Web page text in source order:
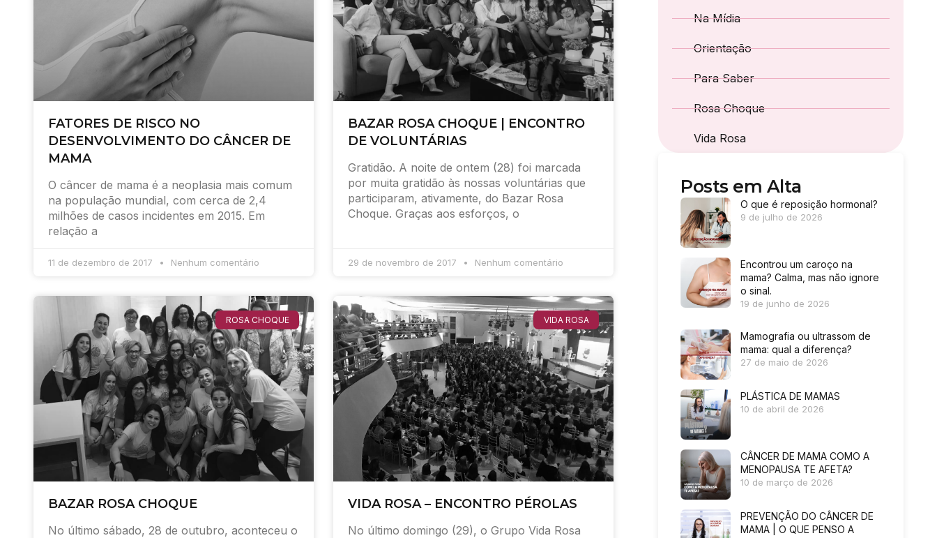
FATORES DE RISCO NO
DESENVOLVIMENTO DO CÂNCER DE
MAMA
O câncer de mama é a neoplasia mais comum
na população mundial, com cerca de 2,4
milhões de casos incidentes em 2015. Em
relação a
11 de dezembro de 2017 Nenhum comentário
BAZAR ROSA CHOQUE | ENCONTRO
DE VOLUNTÁRIAS
Gratidão. A noite de ontem (28) foi marcada
por muita gratidão às nossas voluntárias que
participaram, ativamente, do Bazar Rosa
Choque. Graças aos esforços, o
29 de novembro de 2017 Nenhum comentário
ROSA CHOQUE
BAZAR ROSA CHOQUE
No último sábado, 28 de outubro, aconteceu o
VIDA ROSA
VIDA ROSA – ENCONTRO PÉROLAS
No último domingo (29), o Grupo Vida Rosa
Na Mídia
Orientação
Para Saber
Rosa Choque
Vida Rosa
Posts em Alta
O que é reposição hormonal?
9 de julho de 2026
Encontrou um caroço na
mama? Calma, mas não ignore
o sinal.
19 de junho de 2026
Mamografia ou ultrassom de
mama: qual a diferença?
27 de maio de 2026
PLÁSTICA DE MAMAS
10 de abril de 2026
CÂNCER DE MAMA COMO A
MENOPAUSA TE AFETA?
10 de março de 2026
PREVENÇÃO DO CÂNCER DE
MAMA | O QUE PENSO A